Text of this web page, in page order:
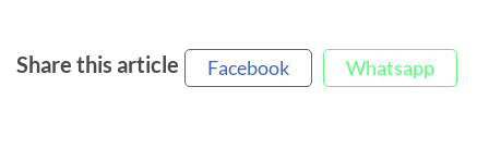
Share this article Facebook Whatsapp